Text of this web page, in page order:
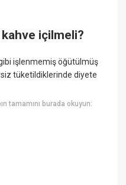
içilmeli?
işlenmemiş öğütülmüş
tüketildiklerinde diyete
tamamını burada okuyun: